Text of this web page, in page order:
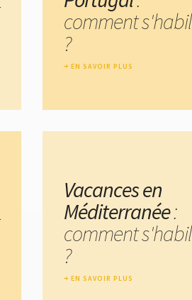
comment
?
EN SAVOIR PLUS
Vacances en
Méditerranée:
comment
?
EN SAVOIR PLUS